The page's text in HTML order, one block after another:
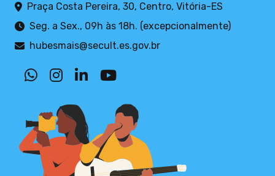
Praça Costa Pereira, 30, Centro, Vitória-ES
Seg. a Sex., 09h às 18h. (excepcionalmente)
hubesmais@secult.es.gov.br